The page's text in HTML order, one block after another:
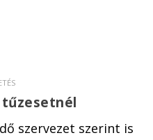
szervezet szerint is